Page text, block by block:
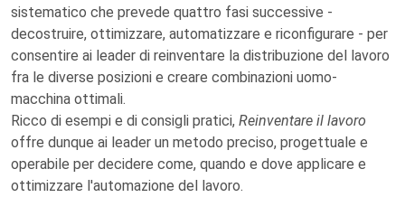
sistematico che prevede quattro fasi successive -
decostruire, ottimizzare, automatizzare e riconfigurare - per
consentire ai leader di reinventare la distribuzione del lavoro
fra le diverse posizioni e creare combinazioni uomo-
macchina ottimali.
Ricco di esempi e di consigli pratici, Reinventare il lavoro
offre dunque ai leader un metodo preciso, progettuale e
operabile per decidere come, quando e dove applicare e
ottimizzare l'automazione del lavoro.